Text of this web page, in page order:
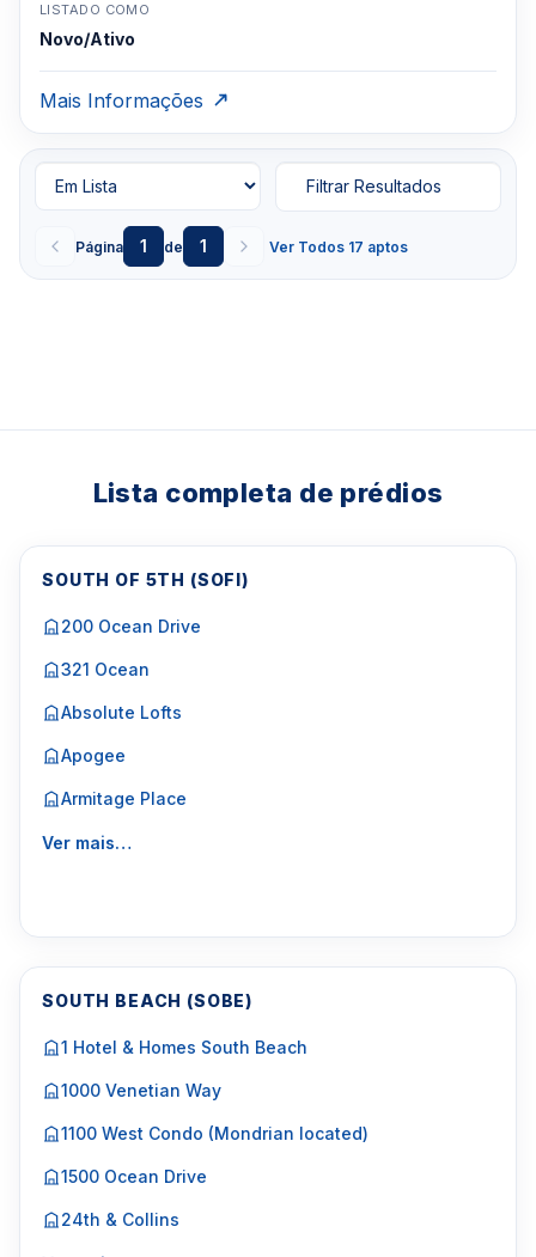
LISTADO COMO
Novo/Ativo
Mais Informações
Página 1 de 1 Ver Todos 17 aptos
Filtrar Resultados
Lista completa de prédios
SOUTH OF 5TH (SOFI)
200 Ocean Drive
321 Ocean
Absolute Lofts
Apogee
Armitage Place
Ver mais…
SOUTH BEACH (SOBE)
1 Hotel & Homes South Beach
1000 Venetian Way
1100 West Condo (Mondrian located)
1500 Ocean Drive
24th & Collins